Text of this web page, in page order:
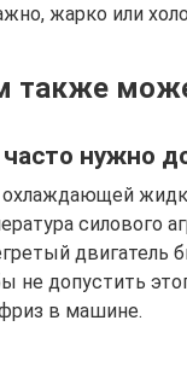
жарко или
также
часто нужно
охлаждающей
силового
двигатель
не допустить
в машине.